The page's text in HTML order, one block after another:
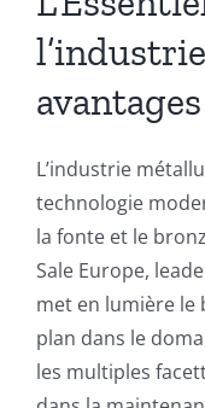
avantages
L’industrie
technologie
la fonte et le
Sale Europe,
met en lumière le
plan dans le
les multiples